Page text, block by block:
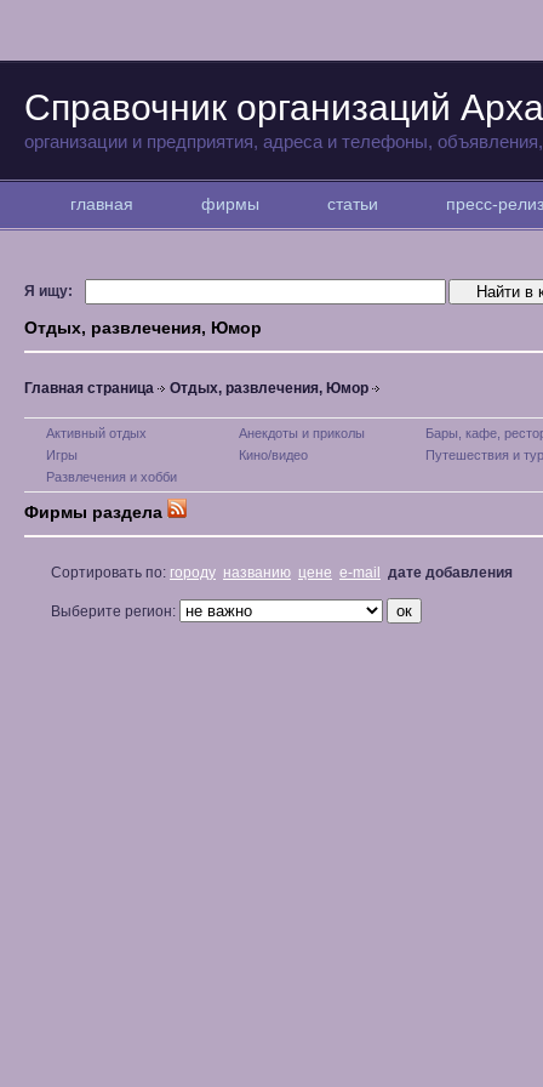
Справочник организаций
организации и предприятия, адреса и телефоны,
главная фирмы статьи пресс-
Я ищу:
Отдых, развлечения, Юмор
Главная страница Отдых, развлечения, Юмор
Активный отдых Анекдоты и приколы
Бары, кафе,
Игры
Кино/видео
Путешествия и
Развлечения и хобби
Фирмы раздела
Сортировать по: городу названию цене e-mail дате добавления
Выберите регион: